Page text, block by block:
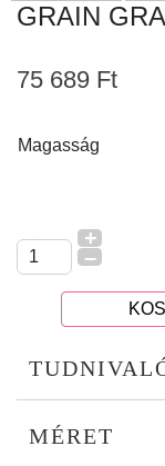
GRAIN
75 689 Ft
Magasság
+
–
MÉRET